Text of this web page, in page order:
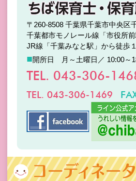
〒260-8508 千葉県千葉市中央
千葉都市モノレール線「市役所
JR線「千葉みなと駅」から徒歩
■開所日 月～土曜日／ 10:00～
TEL. 043-306-
TEL. 043-306-1469